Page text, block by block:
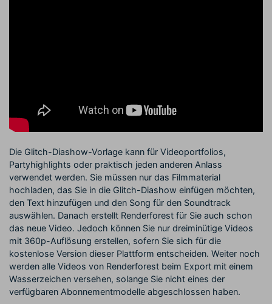
Die Glitch-Diashow-Vorlage kann für Videoportfolios,
Partyhighlights oder praktisch jeden anderen Anlass
verwendet werden. Sie müssen nur das Filmmaterial
hochladen, das Sie in die Glitch-Diashow einfügen möchten,
den Text hinzufügen und den Song für den Soundtrack
auswählen. Danach erstellt Renderforest für Sie auch schon
das neue Video. Jedoch können Sie nur dreiminütige Videos
mit 360p-Auflösung erstellen, sofern Sie sich für die
kostenlose Version dieser Plattform entscheiden. Weiter noch
werden alle Videos von Renderforest beim Export mit einem
Wasserzeichen versehen, solange Sie nicht eines der
verfügbaren Abonnementmodelle abgeschlossen haben.